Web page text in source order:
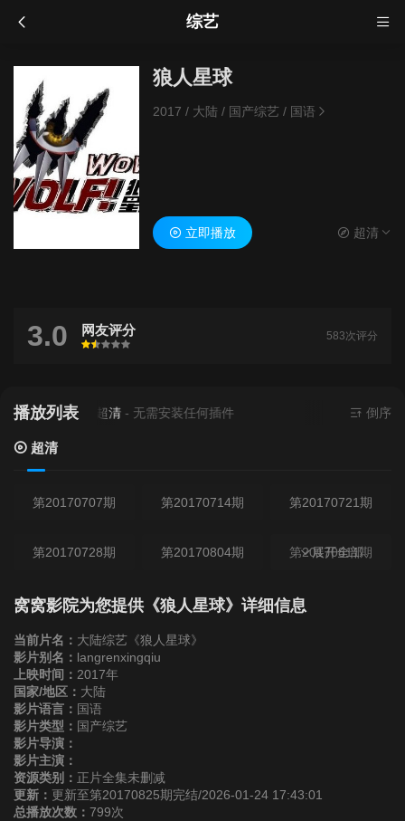
综艺
狼人星球
2017 / 大陆 / 国产综艺/ 国语
立即播放 超清
3.0 网友评分
很差
较差还行推荐力荐
583次评分
播放列表
当前资源来源 超清- 无需安装任何插件 倒序
超清
第20170707期 第20170714期 第20170721期
第20170728期 第20170804期 第20170811期
第20170818期 第20170825期
展开全部
窝窝影院为您提供《狼人星球》详细信息
当前片名： 大陆综艺《狼人星球》
影片别名： langrenxingqiu
上映时间： 2017年
国家/地区： 大陆
影片语言： 国语
影片类型： 国产综艺
影片导演：
影片主演：
资源类别： 正片全集未删减
更新： 更新至第20170825期完结/2026-01-24 17:43:01
总播放次数： 799次